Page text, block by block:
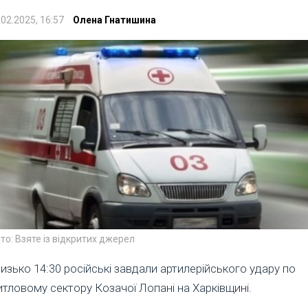
16:57 Олена Гнатишина
Взяте із відкритих джерел
14:30 російські завдали артилерійського удару по
сектору Козачої Лопані на Харківщині.